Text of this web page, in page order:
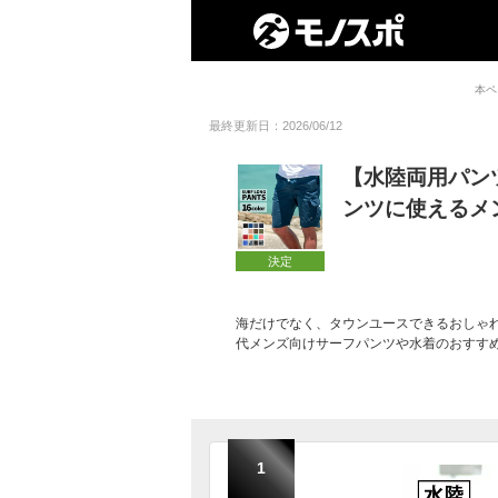
本
最終更新日：2026/06/12
決定
【水陸両用パ
ンツに使える
海だけでなく、タウンユースできるおしゃ
代メンズ向けサーフパンツや水着のおすす
1